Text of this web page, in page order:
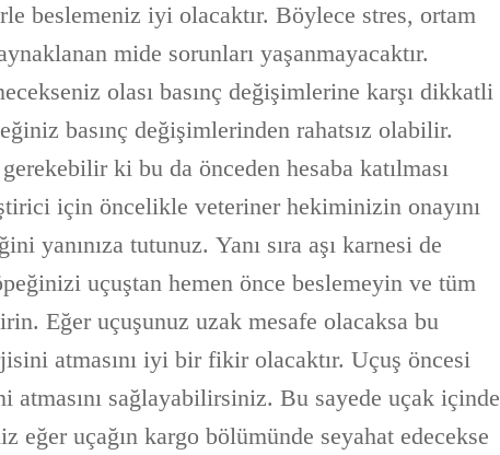
beslemeniz iyi olacaktır. Böylece stres, ortam
mide sorunları yaşanmayacaktır.
olası basınç değişimlerine karşı dikkatli
basınç değişimlerinden rahatsız olabilir.
ki bu da önceden hesaba katılması
için öncelikle veteriner hekiminizin onayını
yanınıza tutunuz. Yanı sıra aşı karnesi de
uçuştan hemen önce beslemeyin ve tüm
Eğer uçuşunuz uzak mesafe olacaksa bu
atmasını iyi bir fikir olacaktır. Uçuş öncesi
sağlayabilirsiniz. Bu sayede uçak içinde
eğer uçağın kargo bölümünde seyahat edecekse